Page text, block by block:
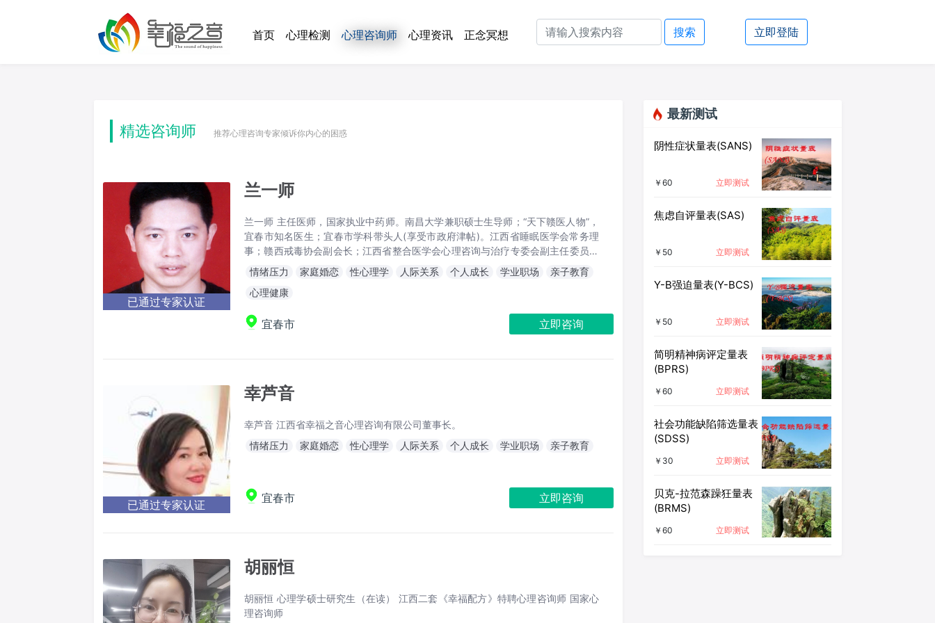
首页(current)
心理检测 心理咨询师 心理资讯 正念冥想 搜索 立即登陆
精选咨询师 推荐心理咨询专家倾诉你内心的困惑
已通过专家认证
兰一师
兰一师 主任医师，国家执业中药师。南昌大学兼职硕士生导师；“天下赣医人物”，
宜春市知名医生；宜春市学科带头人(享受市政府津帖)。江西省睡眠医学会常务理
事；赣西戒毒协会副会长；江西省整合医学会心理咨询与治疗专委会副主任委员，
江西省整合医学会心身医学常务委员；宜春市心理卫生专委会主任委员；宜春市医
学会睡眠医学分会名誉主任委员。
情绪压力 家庭婚恋 性心理学 人际关系 个人成长 学业职场
亲子教育
心理健康
宜春市 立即咨询
已通过专家认证
幸芦音
幸芦音 江西省幸福之音心理咨询有限公司董事长。
情绪压力
家庭婚恋 性心理学 人际关系 个人成长 学业职场 亲子教育
宜春市 立即咨询
胡丽恒
胡丽恒 心理学硕士研究生（在读） 江西二套《幸福配方》特聘心理咨询师 国家心
理咨询师
最新测试
阴性症状量表(SANS)
￥60 立即测试
焦虑自评量表(SAS)
￥50 立即测试
Y-B强迫量表(Y-BCS)
￥50 立即测试
简明精神病评定量表
(BPRS)
￥60 立即测试
社会功能缺陷筛选量表
(SDSS)
￥30 立即测试
贝克-拉范森躁狂量表
(BRMS)
￥60 立即测试